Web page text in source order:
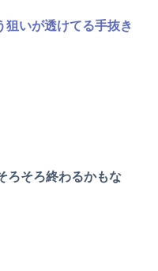
狙いが透けてる手抜き
ろそろ終わるかもな